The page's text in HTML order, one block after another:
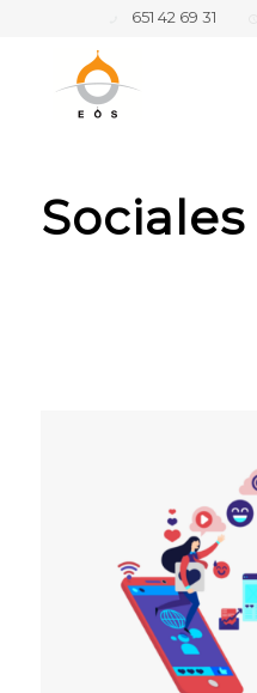
651 42 69 31
Sociales